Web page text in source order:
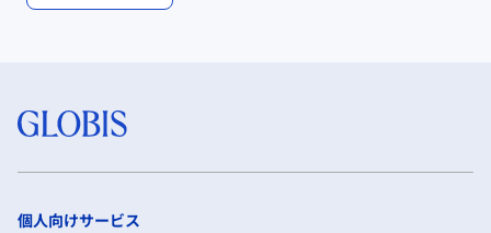
個人向けサービス